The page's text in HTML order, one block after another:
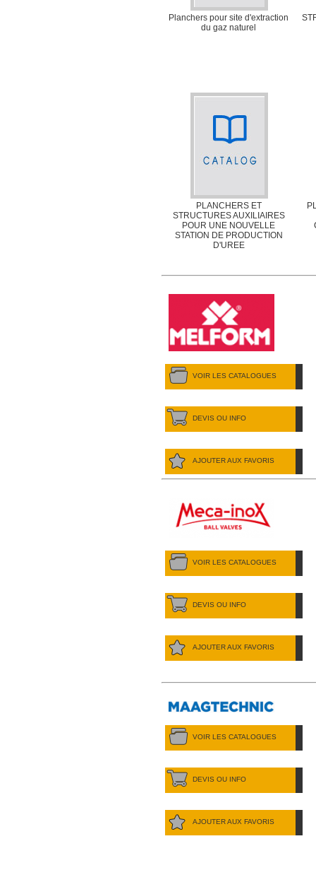
Planchers pour site d'extraction
du gaz naturel
PLANCHERS ET
STRUCTURES AUXILIAIRES
POUR UNE NOUVELLE
STATION DE PRODUCTION
D'UREE
VOIR LES CATALOGUES
DEVIS OU INFO
AJOUTER AUX FAVORIS
VOIR LES CATALOGUES
DEVIS OU INFO
AJOUTER AUX FAVORIS
VOIR LES CATALOGUES
DEVIS OU INFO
AJOUTER AUX FAVORIS